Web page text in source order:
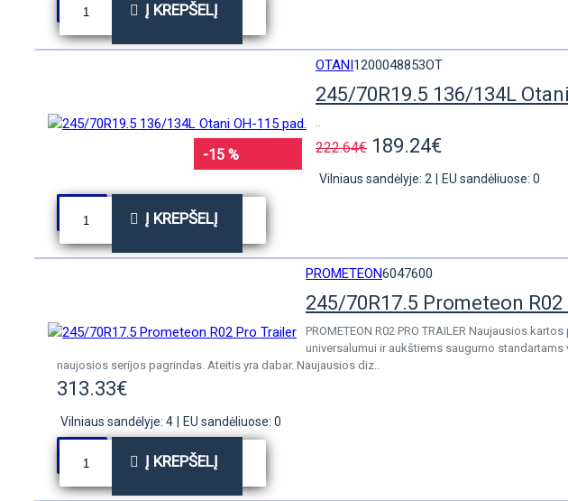
Į KREPŠELĮ
-15 %
OTANI1200048853OT
245/70R19.5 136/134L
..
222.64€ 189.24€
Vilniaus sandėlyje: 2 EU sandėliuose: 0
Į KREPŠELĮ
PROMETEON6047600
245/70R17.5 Prometeon
PROMETEON R02 PRO TRAILER Naujausios
universalumui ir aukštiems saugumo
naujosios serijos pagrindas. Ateitis yra dabar. Naujausios diz..
313.33€
Vilniaus sandėlyje: 4 EU sandėliuose: 0
Į KREPŠELĮ